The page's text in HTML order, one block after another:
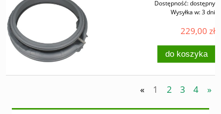
Dostępność:dostępny
Wysyłka w:3 dni
229,00 zł
do koszyka
« 1 2 3 4 »